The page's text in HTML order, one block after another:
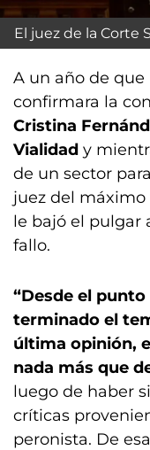
El juez de la Corte
A un año de que
confirmara la
Cristina
Vialidad y
de un sector
juez del
le bajó el pulgar
fallo.
“Desde el
terminado el
última opinión,
nada más que
luego de haber
críticas
peronista. De